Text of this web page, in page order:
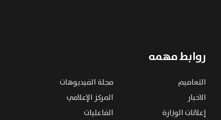
روابط مهمه
التعاميم
مجلة الفيديوهات
الاخبار
المركز الإعلامي
إعلانات الوزارة
الفاعليات